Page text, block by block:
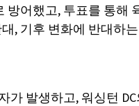
방어했고, 투표를 통
, 기후 변화에 반대하
가 발생하고, 워싱턴